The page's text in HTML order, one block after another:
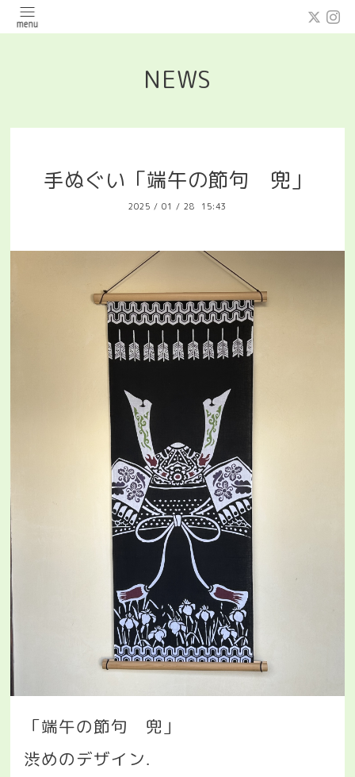
NEWS
手ぬぐい「端午の節句 兜」
2025 / 01 / 28 15:43
「端午の節句 兜」
渋めのデザイン.